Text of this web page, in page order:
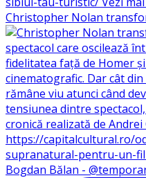
Christopher Nolan
Bogdan Bălan -